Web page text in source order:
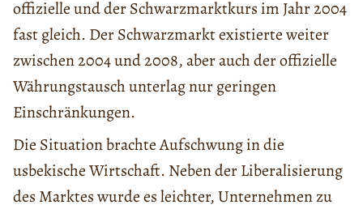
offizielle und der Schwarzmarktkurs im Jahr 2004
fast gleich. Der Schwarzmarkt existierte weiter
zwischen 2004 und 2008, aber auch der offizielle
Währungstausch unterlag nur geringen
Einschränkungen.
Die Situation brachte Aufschwung in die
usbekische Wirtschaft. Neben der Liberalisierung
des Marktes wurde es leichter, Unternehmen zu